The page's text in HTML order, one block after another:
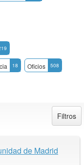
18 Oficios 508
Filtros
de Madrid